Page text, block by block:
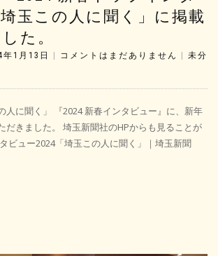
玉この人に聞く」に掲載
た。
年1月13日 | コメントはまだありません | 未分
人に聞く」 『2024 新春インタビュー』に、新年
だきました。 埼玉新聞社のHPからも見ることが
ビュー2024「埼玉この人に聞く」｜埼玉新聞